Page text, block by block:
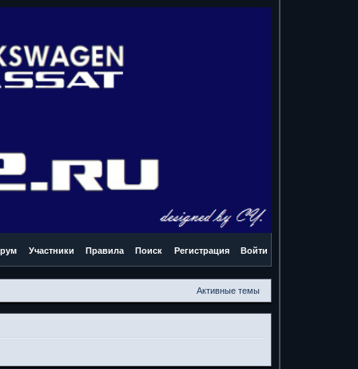
Участники Правила Поиск Регистрация Войти
Активные темы